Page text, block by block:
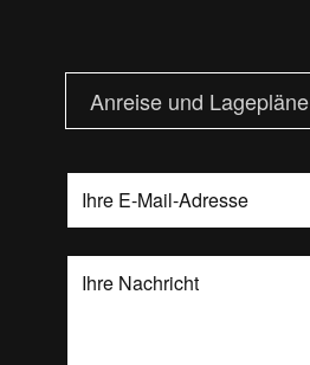
Anreise und Lagepläne